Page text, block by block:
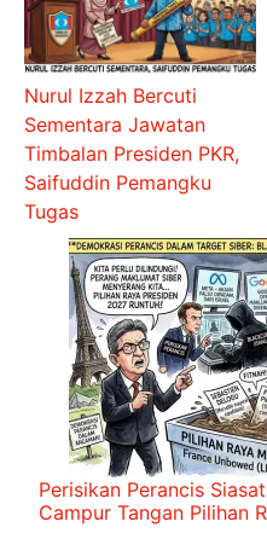
Nurul Izzah Bercuti
Sementara Jawatan
Timbalan Presiden PKR,
Saifuddin Pemangku
Tugas
Perisikan Perancis
Campur Tangan Pilihan